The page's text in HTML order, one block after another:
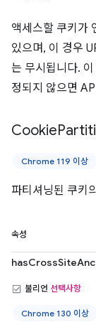
액세스할 쿠키가
있으며, 이 경우
는 무시됩니다.
정되지 않으면
Cookie
Chrome 119 이상
파티셔닝된 쿠키
속성
불리언 선택사항
Chrome 130 이상